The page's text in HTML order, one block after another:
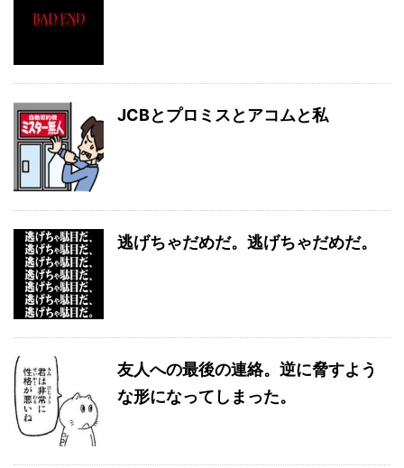
JCBとプロミスとアコムと私
逃げちゃだめだ。逃げちゃだめだ。
友人への最後の連絡。逆に脅すよう
な形になってしまった。